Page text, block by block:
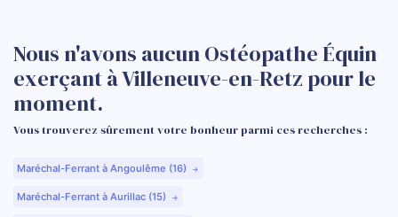
Nous n'avons aucun Ostéopathe Équin
exerçant à Villeneuve-en-Retz pour le
moment.
Vous trouverez sûrement votre bonheur parmi ces recherches :
Maréchal-Ferrant à Angoulême (16)
Maréchal-Ferrant à Aurillac (15)